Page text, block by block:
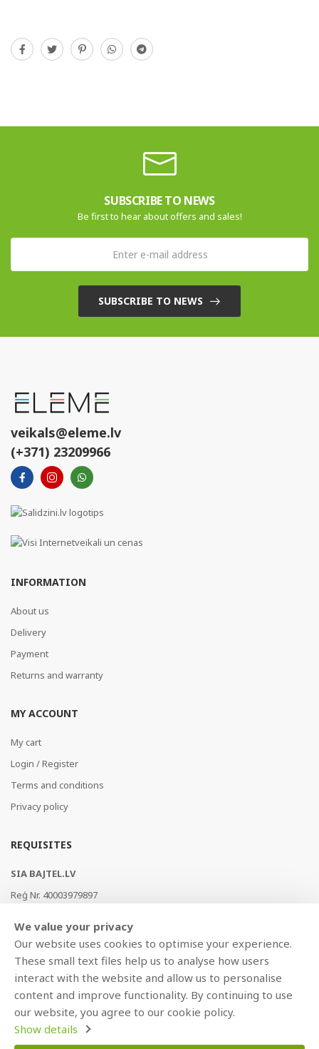
SUBSCRIBE TO NEWS
Be first to hear about offers and sales!
SUBSCRIBE TO NEWS
veikals@eleme.lv
(+371) 23209966
INFORMATION
About us
Delivery
Payment
Returns and warranty
MY ACCOUNT
My cart
Login / Register
Terms and conditions
Privacy policy
REQUISITES
SIA BAJTEL.LV
Reģ Nr. 40003979897
AS Swedbank, HABALV22
LV53HABA0551019240274
We value your privacy
Our website uses cookies to optimise your experience.
These small text files help us to analyse how users
interact with the website and allow us to personalise
content and improve functionality. By continuing to use
our website, you agree to our cookie policy.
Show details